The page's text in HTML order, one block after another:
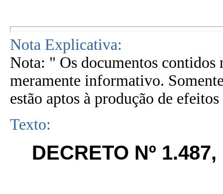
Nota Explicativa:
Nota: " Os documentos contidos
meramente informativo.
estão aptos à produção de
Texto:
DECRETO Nº